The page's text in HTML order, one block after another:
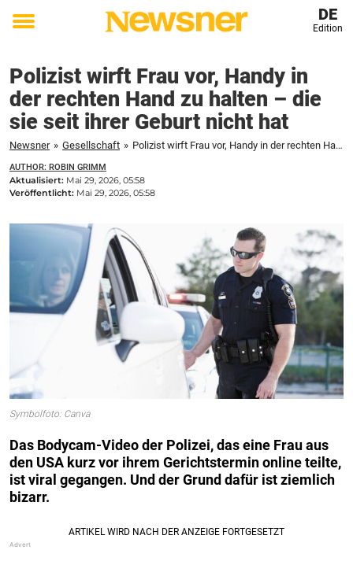
Toggle
DE
Edition
Polizist wirft Frau vor, Handy in
der rechten Hand zu halten – die
sie seit ihrer Geburt nicht hat
Newsner » Gesellschaft » Polizist wirft Frau vor, Handy in der rechten Hand zu halten – die sie seit ihrer Geburt nicht hat
AUTHOR: ROBIN GRIMM
Aktualisiert: Mai 29, 2026, 05:58
Veröffentlicht: Mai 29, 2026, 05:58
Symbolfoto: Canva
Das Bodycam-Video der Polizei, das eine Frau aus
den USA kurz vor ihrem Gerichtstermin online teilte,
ist viral gegangen. Und der Grund dafür ist ziemlich
bizarr.